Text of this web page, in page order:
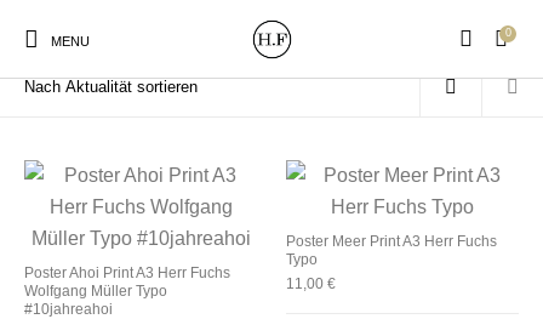
MENU
0
New Products On Sale! Wandteller Geschirrtücher
Start / Produkte verschlagwortet mit „Poster“
Poster Ahoi Print A3 Herr Fuchs
Wolfgang Müller Typo
#10jahreahoi
Poster Meer Print A3 Herr Fuchs
Typo
11,00 €